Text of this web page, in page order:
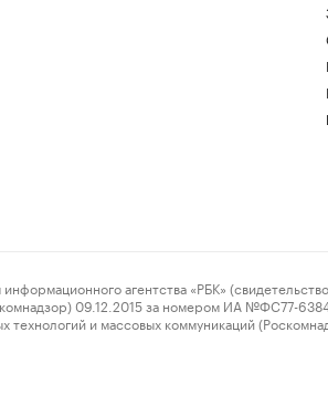
агентства «РБК»
09.12.2015 за номером ИА №ФС77-
и массовых коммуникаций